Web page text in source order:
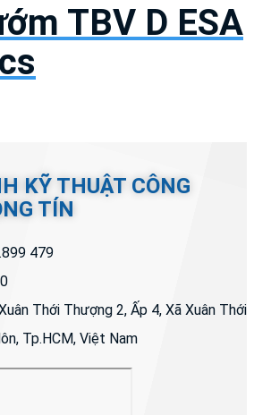
TBV D ESA
KỸ THUẬT CÔNG
TÍN
479
Thới Thượng 2, Ấp 4, Xã Xuân Thới
Tp.HCM, Việt Nam